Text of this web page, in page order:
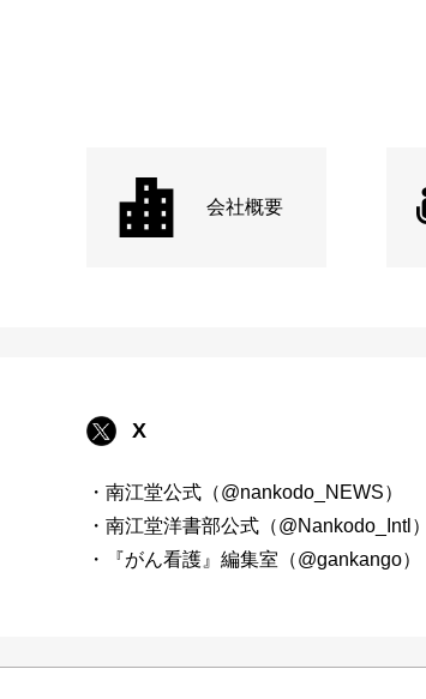
会社概要
X
・南江堂公式（@nankodo_NEWS）
・南江堂洋書部公式（@Nankodo_Intl）
・『がん看護』編集室（@gankango）